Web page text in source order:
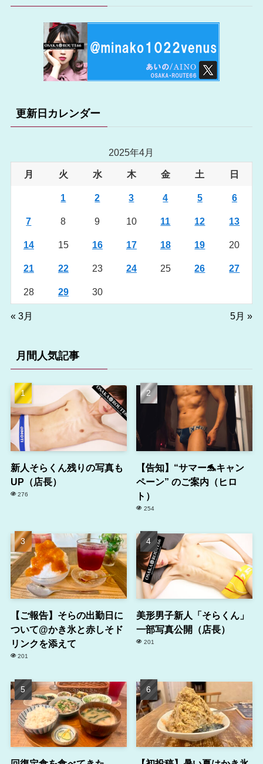
更新日カレンダー
2025年4月
月 火 水 木 金 土 日
1 2 3 4 5 6
7 8 9 10 11 12 13
14 15 16 17 18 19 20
21 22 23 24 25 26 27
28 29 30
« 3月 5月 »
月間人気記事
新人そらくん残りの写真も
UP（店長）
276
【告知】“サマー🐬キャン
ペーン” のご案内（ヒロ
ト）
254
【ご報告】そらの出勤日に
ついて@かき氷と赤しそド
リンクを添えて
201
美形男子新人「そらくん」
一部写真公開（店長）
201